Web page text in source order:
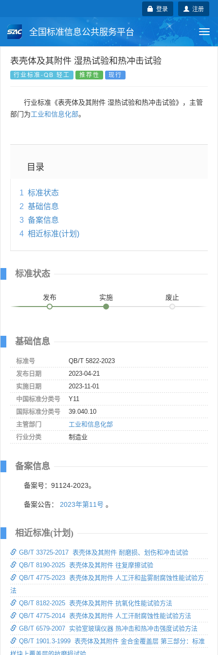
注册
登录
全国标准信息公共服务平台
国家标准 行业标准 地方标准
国外标准 技术委员会
表壳体及其附件 湿热试验和热冲击试验
行业标准-QB 轻工 推荐性 现行
行业标准《表壳体及其附件 湿热试验和热冲击试验》，主管
部门为工业和信息化部。
目录
1 标准状态
2 基础信息
3 备案信息
4 相近标准(计划)
标准状态
发布 实施 废止
基础信息
标准号
QB/T 5822-2023
发布日期
2023-04-21
实施日期
2023-11-01
中国标准分类号
Y11
国际标准分类号
39.040.10
主管部门
工业和信息化部
行业分类
制造业
备案信息
备案号：91124-2023。
备案公告： 2023年第11号 。
相近标准(计划)
GB/T 33725-2017 表壳体及其附件 耐磨损、划伤和冲击试验
QB/T 8190-2025 表壳体及其附件 往复摩擦试验
QB/T 4775-2023 表壳体及其附件 人工汗和盐雾耐腐蚀性能试验方
法
QB/T 8182-2025 表壳体及其附件 抗氧化性能试验方法
QB/T 4775-2014 表壳体及其附件 人工汗耐腐蚀性能试验方法
GB/T 6579-2007 实验室玻璃仪器 热冲击和热冲击强度试验方法
QB/T 1901.3-1999 表壳体及其附件 金合金覆盖层 第三部分：标准